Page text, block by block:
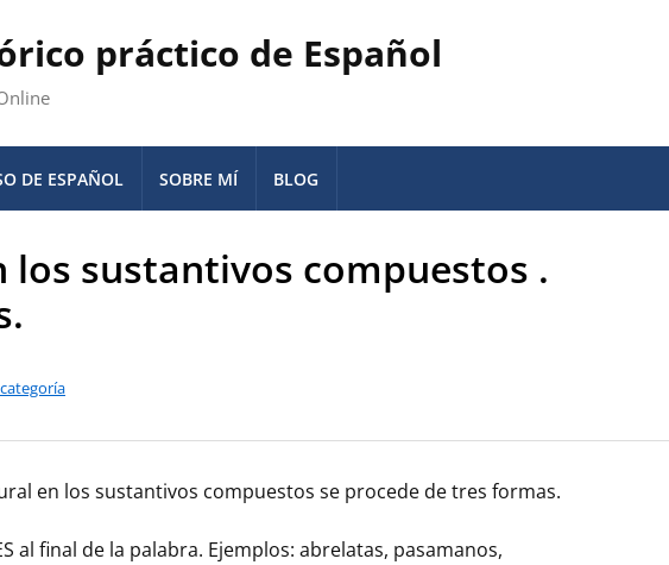
práctico de Español
DE ESPAÑOL SOBRE MÍ BLOG
los sustantivos compuestos .
en los sustantivos compuestos se procede de tres formas.
al final de la palabra. Ejemplos: abrelatas, pasamanos,